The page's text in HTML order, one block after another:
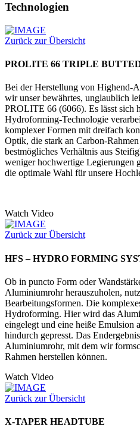
Technologien
Zurück zur Übersicht
PROLITE 66 TRIPLE
Bei der Herstellung von Highend-
wir unser bewährtes, unglaublich
PROLITE 66 (6066). Es lässt sich
Hydroforming-Technologie
komplexer Formen mit dreifach
Optik, die stark an Carbon-
bestmögliches Verhältnis aus
weniger hochwertige Legierungen
die optimale Wahl für unsere
Watch Video
Zurück zur Übersicht
HFS – HYDRO FORMING
Ob in puncto Form oder
Aluminiumrohr herauszuholen,
Bearbeitungsformen. Die
Hydroforming. Hier wird das
eingelegt und eine heiße Emulsion
hindurch gepresst. Das
Aluminiumrohr, mit dem wir
Rahmen herstellen können.
Watch Video
Zurück zur Übersicht
X-TAPER HEADTUBE